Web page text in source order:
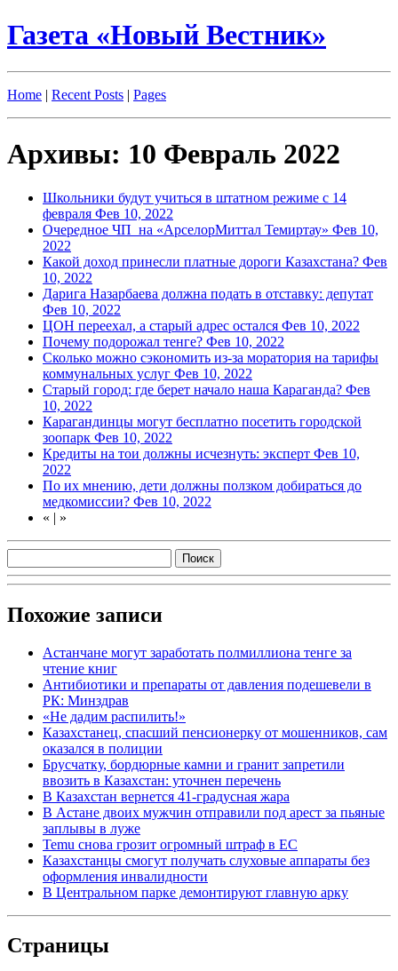
Газета «Новый Вестник»
Home | Recent Posts | Pages
Архивы: 10 Февраль 2022
Школьники будут учиться в штатном режиме с 14
февраля Фев 10, 2022
Очередное ЧП на «АрселорМиттал Темиртау» Фев 10,
2022
Какой доход принесли платные дороги Казахстана? Фев
10, 2022
Дарига Назарбаева должна подать в отставку: депутат
Фев 10, 2022
ЦОН переехал, а старый адрес остался Фев 10, 2022
Почему подорожал тенге? Фев 10, 2022
Сколько можно сэкономить из-за моратория на тарифы
коммунальных услуг Фев 10, 2022
Старый город: где берет начало наша Караганда? Фев
10, 2022
Карагандинцы могут бесплатно посетить городской
зоопарк Фев 10, 2022
Кредиты на тои должны исчезнуть: эксперт Фев 10,
2022
По их мнению, дети должны ползком добираться до
медкомиссии? Фев 10, 2022
« | »
Похожие записи
Астанчане могут заработать полмиллиона тенге за
чтение книг
Антибиотики и препараты от давления подешевели в
РК: Минздрав
«Не дадим распилить!»
Казахстанец, спасший пенсионерку от мошенников, сам
оказался в полиции
Брусчатку, бордюрные камни и гранит запретили
ввозить в Казахстан: уточнен перечень
В Казахстан вернется 41-градусная жара
В Астане двоих мужчин отправили под арест за пьяные
заплывы в луже
Temu снова грозит огромный штраф в ЕС
Казахстанцы смогут получать слуховые аппараты без
оформления инвалидности
В Центральном парке демонтируют главную арку
Страницы